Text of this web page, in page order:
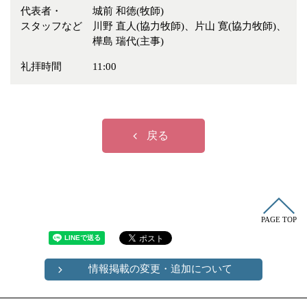
フリーワード
代表者・
スタッフなど
城前 和徳(牧師)
川野 直人(協力牧師)、片山 寛(協力牧師)、
樺島 瑞代(主事)
礼拝時間 11:00
戻る
PAGE TOP
情報掲載の変更・追加について